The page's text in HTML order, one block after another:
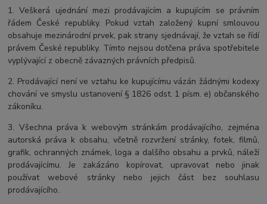
1. Veškerá ujednání mezi prodávajícím a kupujícím se právním
řádem České republiky. Pokud vztah založený kupní smlouvou
obsahuje mezinárodní prvek, pak strany sjednávají, že vztah se řídí
právem České republiky. Tímto nejsou dotčena práva spotřebitele
vyplývající z obecně závazných právních předpisů.
2. Prodávající není ve vztahu ke kupujícímu vázán žádnými kodexy
chování ve smyslu ustanovení § 1826 odst. 1 písm. e) občanského
zákoníku.
3. Všechna práva k webovým stránkám prodávajícího, zejména
autorská práva k obsahu, včetně rozvržení stránky, fotek, filmů,
grafik, ochranných známek, loga a dalšího obsahu a prvků, náleží
prodávajícímu. Je zakázáno kopírovat, upravovat nebo jinak
používat webové stránky nebo jejich část bez souhlasu
prodávajícího.